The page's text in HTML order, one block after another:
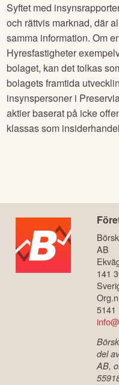
Syftet med
och rättvis marknad, där
samma information. Om
Hyresfastigheter
bolaget, kan det tolkas
bolagets framtida
insynspersoner i
aktier baserat på icke
klassas som
AB
141
5141
del
AB,